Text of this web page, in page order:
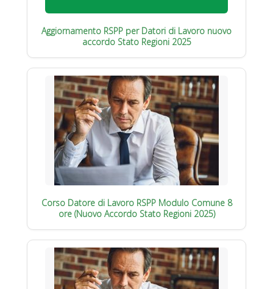
Aggiornamento RSPP per Datori di Lavoro nuovo
accordo Stato Regioni 2025
Corso Datore di Lavoro RSPP Modulo Comune 8
ore (Nuovo Accordo Stato Regioni 2025)